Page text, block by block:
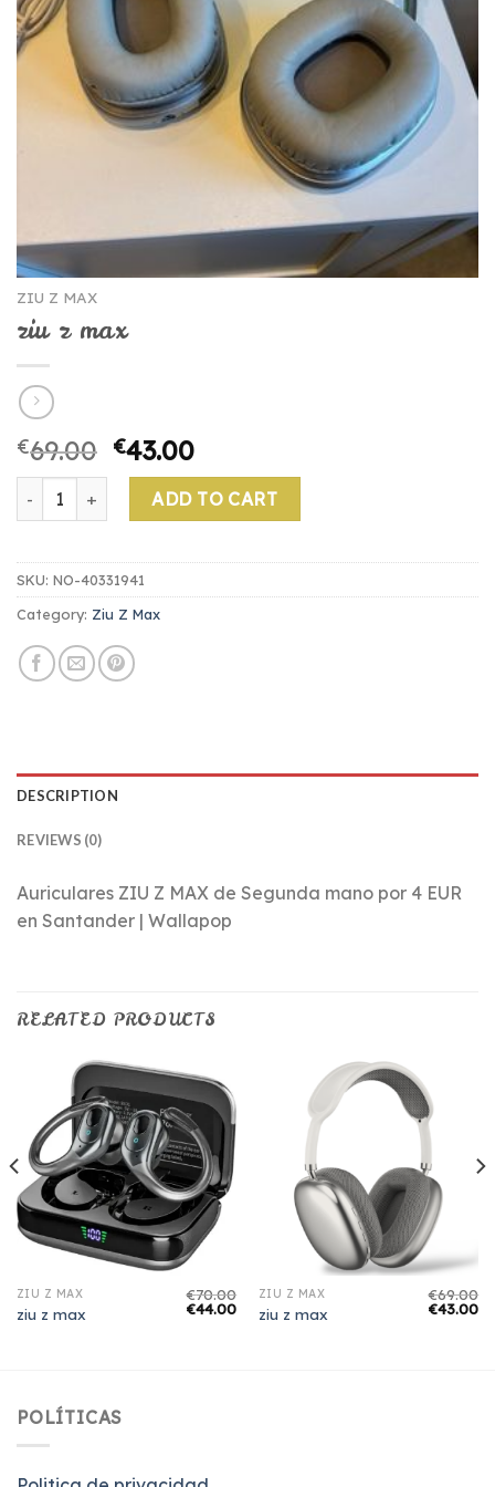
ZIU Z MAX
ziu z max
€69.00 €43.00
ziu z max quantityADD TO CART
SKU: NO-40331941
Category: Ziu Z Max
DESCRIPTION
REVIEWS (0)
Auriculares ZIU Z MAX de Segunda mano por 4 EUR
en Santander | Wallapop
RELATED PRODUCTS
ZIU Z MAX
ziu z max
€70.00
€44.00
ZIU Z MAX
ziu z max
€69.00
€43.00
POLÍTICAS